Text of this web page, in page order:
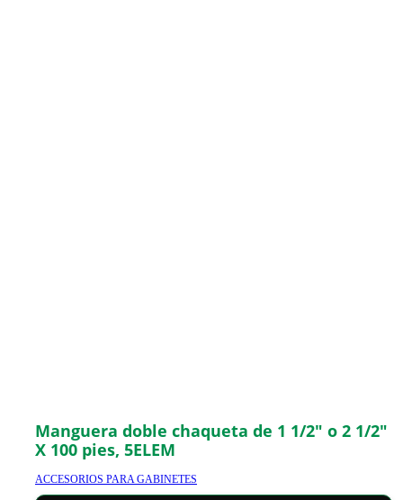
Manguera doble chaqueta de 1 1/2″ o 2 1/2″
X 100 pies, 5ELEM
ACCESORIOS PARA GABINETES